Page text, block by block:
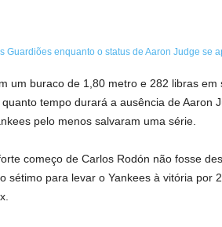
um buraco de 1,80 metro e 282 libras em
tempo durará a ausência de Aaron
pelo menos salvaram uma série.
começo de Carlos Rodón não fosse
sétimo para levar o Yankees à vitória por